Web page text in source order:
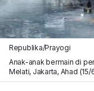
Republika/Prayogi
Anak-anak bermain di
Melati, Jakarta, Ahad (15/